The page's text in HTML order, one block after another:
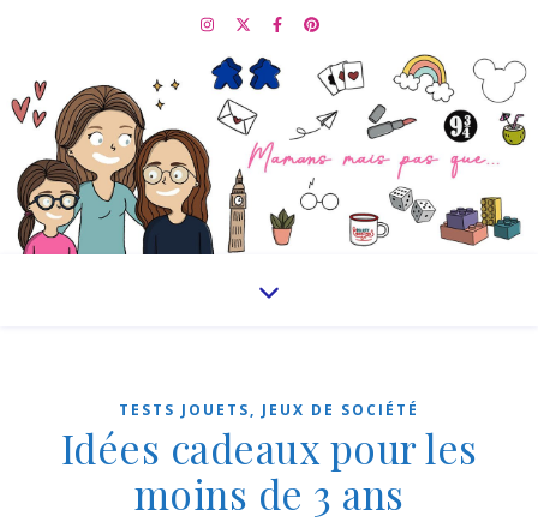
TESTS JOUETS, JEUX DE SOCIÉTÉ
Idées cadeaux pour les
moins de 3 ans